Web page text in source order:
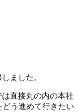
ました。
は直接丸の内の本社
どう進めて行きたい